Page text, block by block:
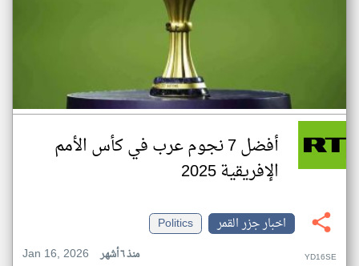
أفضل 7 نجوم عرب في كأس الأمم
الإفريقية 2025
اخبار جزر القمر
Politics
Jan 16, 2026
منذ ٦ أشهر YD16SE